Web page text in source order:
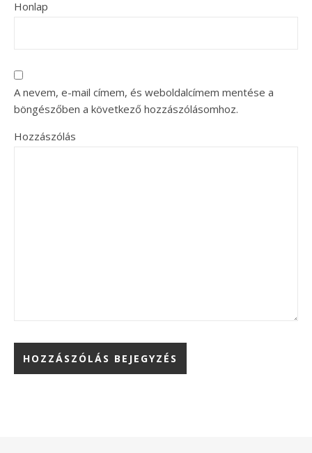
Honlap
A nevem, e-mail címem, és weboldalcímem mentése a
böngészőben a következő hozzászólásomhoz.
Hozzászólás